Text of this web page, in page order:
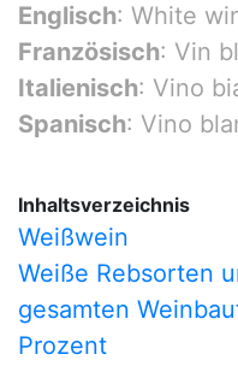
Englisch: White
Französisch: Vin
Italienisch: Vino
Spanisch: Vino
Inhaltsverzeichnis
Weißwein
Weiße Rebsorten
gesamten
Prozent